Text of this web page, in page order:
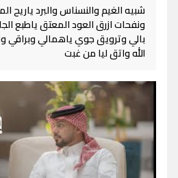
شبيه الغيم والنسناس والبرد ياريح
ونفحات ازرق العود المعتق ياطبع
بالي وترويق جوي ياهمالي
الله واتق ليا من غبت